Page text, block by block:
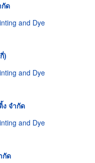
ด
and Dye
)
and Dye
ง จำกัด
and Dye
กัด